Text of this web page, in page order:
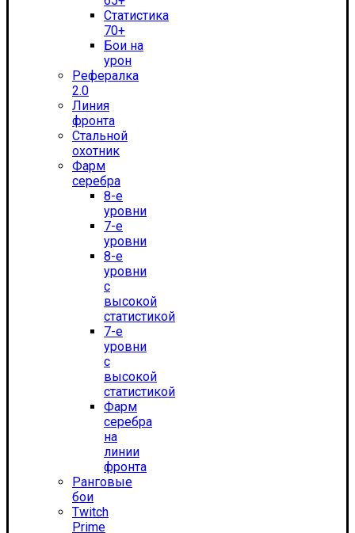
Статистика
70+
Бои на
урон
Рефералка
2.0
Линия
фронта
Стальной
охотник
Фарм
серебра
8-е
уровни
7-е
уровни
8-е
уровни
с
высокой
статистикой
7-е
уровни
с
высокой
статистикой
Фарм
серебра
на
линии
фронта
Ранговые
бои
Twitch
Prime